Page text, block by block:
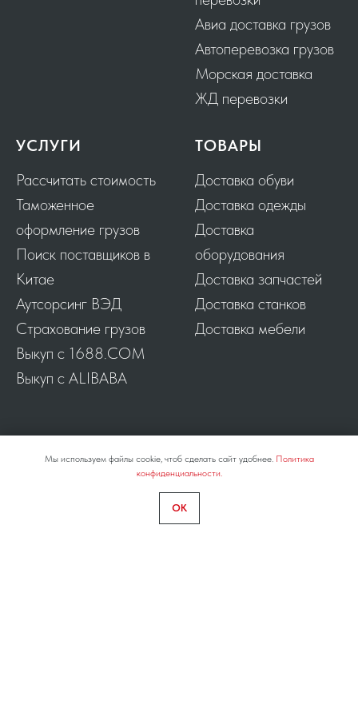
Авиа доставка грузов
Автоперевозка грузов
Морская доставка
ЖД перевозки
УСЛУГИ
Рассчитать стоимость
Таможенное
оформление грузов
Поиск поставщиков в
Китае
Аутсорсинг ВЭД
Страхование грузов
Выкуп с 1688.COM
Выкуп с ALIBABA
ТОВАРЫ
Доставка обуви
Доставка одежды
Доставка
оборудования
Доставка запчастей
Доставка станков
Доставка мебели
+7 (800) 500-78-15
info@miles-express.com
Мы используем файлы cookie, чтоб сделать сайт удобнее. Политика
конфиденциальности.
OK